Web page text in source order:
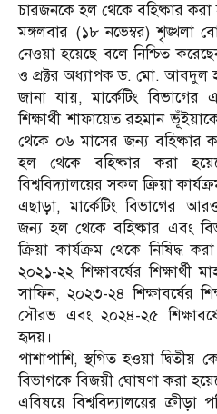
চারজনকে হল থেকে বহিষ্কার করা
মঙ্গলবার (১৮ নভেম্বর) শৃঙ্খলা
নেওয়া হয়েছে বলে নিশ্চিত
ও প্রক্টর অধ্যাপক ড. মো. আবদুল
জানা যায়, মার্কেটিং বিভাগের
শিক্ষার্থী শাফায়েত রহমান
থেকে ০৬ মাসের জন্য
হল থেকে বহিষ্কার করা
বিশ্ববিদ্যালয়ের সকল ক্রিয়া
এছাড়া, মার্কেটিং বিভাগের
জন্য হল থেকে বহিষ্কার এবং
ক্রিয়া কার্যক্রম থেকে নিষিদ্ধ
২০২১-২২ শিক্ষাবর্ষের
সাফিন, ২০২৩-২৪ শিক্ষাবর্ষের
সৌরভ এবং ২০২৪-২৫
হৃদয়।
পাশাপাশি, স্থগিত হওয়া দ্বিতীয়
বিভাগকে বিজয়ী ঘোষণা করা
এবিষয়ে বিশ্ববিদ্যালয়ের ক্রীড়া